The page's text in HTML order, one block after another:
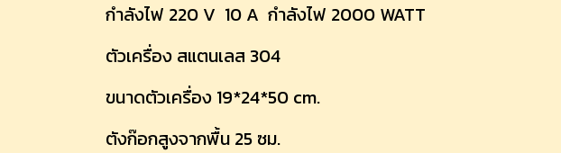
กำลังไฟ 220 V 10 A กำลังไฟ 2000 WATT
ตัวเครื่อง สแตนเลส 304
ขนาดตัวเครื่อง 19*24*50 cm.
ตังก๊อกสูงจากพื้น 25 ซม.